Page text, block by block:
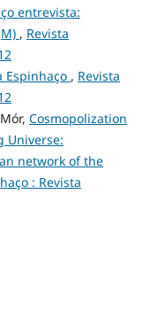
entrevista:
, Revista
Espinhaço , Revista
Cosmopolization
Universe:
network of the
: Revista